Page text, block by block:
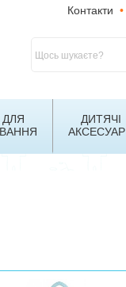
Контакти •
ДЛЯ
ДИТЯЧІ